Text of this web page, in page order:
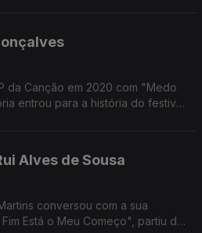
da Canção em 2020 com "Medo
a história do festival,
Alves de Sousa
conversou com a sua
Está o Meu Começo", partiu de